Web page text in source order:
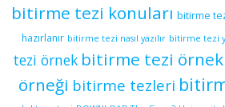
bitirme tezi konuları bitirme
hazırlanır bitirme tezi nasıl yazılır bitirme tezi
tezi örnek bitirme tezi
örneği bitirme tezleri